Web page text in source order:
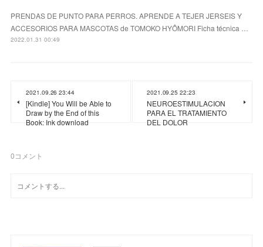
PRENDAS DE PUNTO PARA PERROS. APRENDE A TEJER JERSEIS Y
ACCESORIOS PARA MASCOTAS de TOMOKO HYÔMORI Ficha técnica …
2022.01.31 00:49
2021.09.26 23:44
[Kindle] You Will be Able to
Draw by the End of this
Book: Ink download
2021.09.25 22:23
NEUROESTIMULACION
PARA EL TRATAMIENTO
DEL DOLOR
0コメント